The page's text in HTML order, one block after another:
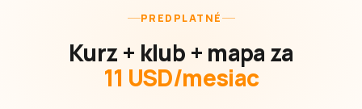
PREDPLATNÉ
Kurz + klub + mapa za
11 USD/mesiac